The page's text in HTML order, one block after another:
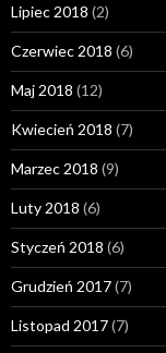
Lipiec 2018 (2)
Czerwiec 2018 (6)
Maj 2018 (12)
Kwiecień 2018 (7)
Marzec 2018 (9)
Luty 2018 (6)
Styczeń 2018 (6)
Grudzień 2017(7)
Listopad 2017(7)